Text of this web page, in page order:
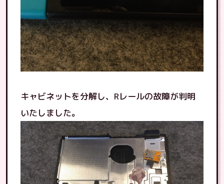
キャビネットを分解し、Rレールの故障が判明
いたしました。